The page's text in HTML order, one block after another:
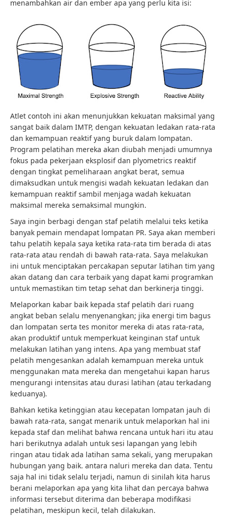
menambahkan air dan ember apa yang perlu kita isi:
Atlet contoh ini akan menunjukkan kekuatan maksimal yang
sangat baik dalam IMTP, dengan kekuatan ledakan rata-rata
dan kemampuan reaktif yang buruk dalam lompatan.
Program pelatihan mereka akan diubah menjadi umumnya
fokus pada pekerjaan eksplosif dan plyometrics reaktif
dengan tingkat pemeliharaan angkat berat, semua
dimaksudkan untuk mengisi wadah kekuatan ledakan dan
kemampuan reaktif sambil menjaga wadah kekuatan
maksimal mereka semaksimal mungkin.
Saya ingin berbagi dengan staf pelatih melalui teks ketika
banyak pemain mendapat lompatan PR. Saya akan memberi
tahu pelatih kepala saya ketika rata-rata tim berada di atas
rata-rata atau rendah di bawah rata-rata. Saya melakukan
ini untuk menciptakan percakapan seputar latihan tim yang
akan datang dan cara terbaik yang dapat kami programkan
untuk memastikan tim tetap sehat dan berkinerja tinggi.
Melaporkan kabar baik kepada staf pelatih dari ruang
angkat beban selalu menyenangkan; jika energi tim bagus
dan lompatan serta tes monitor mereka di atas rata-rata,
akan produktif untuk memperkuat keinginan staf untuk
melakukan latihan yang intens. Apa yang membuat staf
pelatih mengesankan adalah kemampuan mereka untuk
menggunakan mata mereka dan mengetahui kapan harus
mengurangi intensitas atau durasi latihan (atau terkadang
keduanya).
Bahkan ketika ketinggian atau kecepatan lompatan jauh di
bawah rata-rata, sangat menarik untuk melaporkan hal ini
kepada staf dan melihat bahwa rencana untuk hari itu atau
hari berikutnya adalah untuk sesi lapangan yang lebih
ringan atau tidak ada latihan sama sekali, yang merupakan
hubungan yang baik. antara naluri mereka dan data. Tentu
saja hal ini tidak selalu terjadi, namun di sinilah kita harus
berani melaporkan apa yang kita lihat dan percaya bahwa
informasi tersebut diterima dan beberapa modifikasi
pelatihan, meskipun kecil, telah dilakukan.